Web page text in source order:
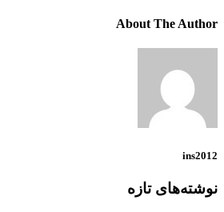
About The Author
ins2012
نوشته‌های تازه